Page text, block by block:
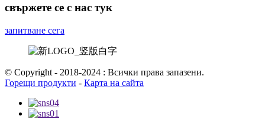
свържете се с нас тук
запитване сега
© Copyright - 2018-2024 : Всички права запазени.
Горещи продукти - Карта на сайта